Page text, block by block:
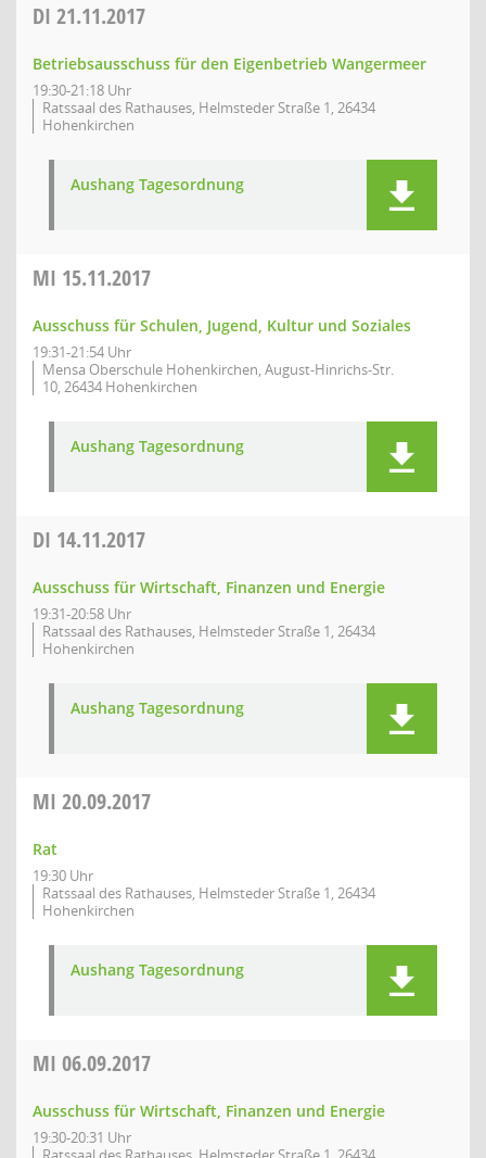
DI 21.11.2017
Betriebsausschuss für den Eigenbetrieb Wangermeer
19:30-21:18 Uhr
Ratssaal des Rathauses, Helmsteder Straße 1, 26434
Hohenkirchen
Aushang Tagesordnung
MI 15.11.2017
Ausschuss für Schulen, Jugend, Kultur und Soziales
19:31-21:54 Uhr
Mensa Oberschule Hohenkirchen, August-Hinrichs-Str.
10, 26434 Hohenkirchen
Aushang Tagesordnung
DI 14.11.2017
Ausschuss für Wirtschaft, Finanzen und Energie
19:31-20:58 Uhr
Ratssaal des Rathauses, Helmsteder Straße 1, 26434
Hohenkirchen
Aushang Tagesordnung
MI 20.09.2017
Rat
19:30 Uhr
Ratssaal des Rathauses, Helmsteder Straße 1, 26434
Hohenkirchen
Aushang Tagesordnung
MI 06.09.2017
Ausschuss für Wirtschaft, Finanzen und Energie
19:30-20:31 Uhr